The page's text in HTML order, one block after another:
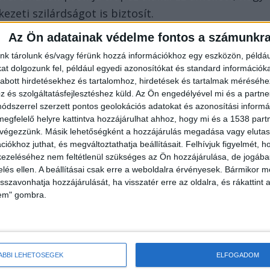
Az Ön adatainak védelme fontos a
tárolunk és/vagy férünk hozzá információkhoz egy eszközön,
dolgozunk fel, például egyedi azonosítókat és standard
hirdetésekhez és tartalomhoz, hirdetések és tartalmak
és szolgáltatásfejlesztéshez küld. Az Ön engedélyével mi és a
szerzett pontos geolokációs adatokat és azonosítási
helyre kattintva hozzájárulhat ahhoz, hogy mi és a 1538
Másik lehetőségként a hozzájárulás megadása vagy
juthat, és megváltoztathatja beállításait. Felhívjuk figyelmét,
nem feltétlenül szükséges az Ön hozzájárulása, de
ellen. A beállításai csak erre a weboldalra érvényesek. Bármikor
hozzájárulását, ha visszatér erre az oldalra, és rákattint
gombra.
LEHETŐSÉGEK ELFOGADOM
szilárdságot is biztosít.
között mozog. A profilmagasság és a bordák
célra lehet felhasználni az adott típust.
magasabb a profil, annál nagyobb a
és helyzetben alkalmazható. A
tartozik a tetőfedés.
cserépnek, a pala- vagy bitumenes tetőknek.
nagy teherbírással rendelkezik, így
mezőgazdasági épületek, garázsok,
családi házak tetőinek borítására is.
az egyre népszerűbb felhasználási területe a
létesítményeknél, de akár modern